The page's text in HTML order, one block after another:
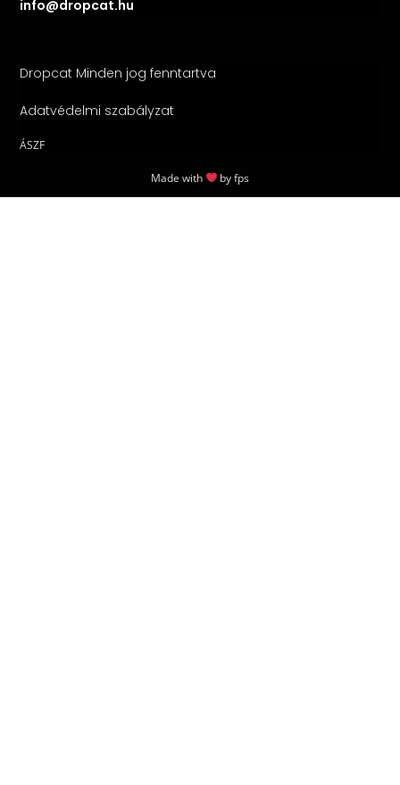
info@dropcat.hu
Dropcat Minden jog fenntartva
Adatvédelmi szabályzat
ÁSZF
Made with byfps